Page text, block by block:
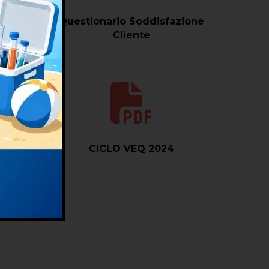
Questionario Soddisfazione
Cliente
CICLO VEQ 2024